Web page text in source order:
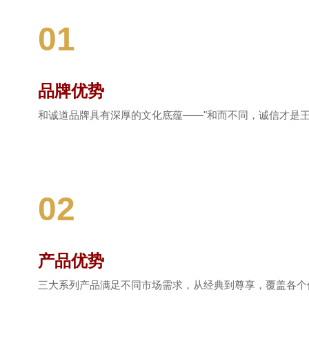
01
品牌优势
和诚道品牌具有深厚的文化底蕴——"和而不同，诚信才是
02
产品优势
三大系列产品满足不同市场需求，从经典到尊享，覆盖各